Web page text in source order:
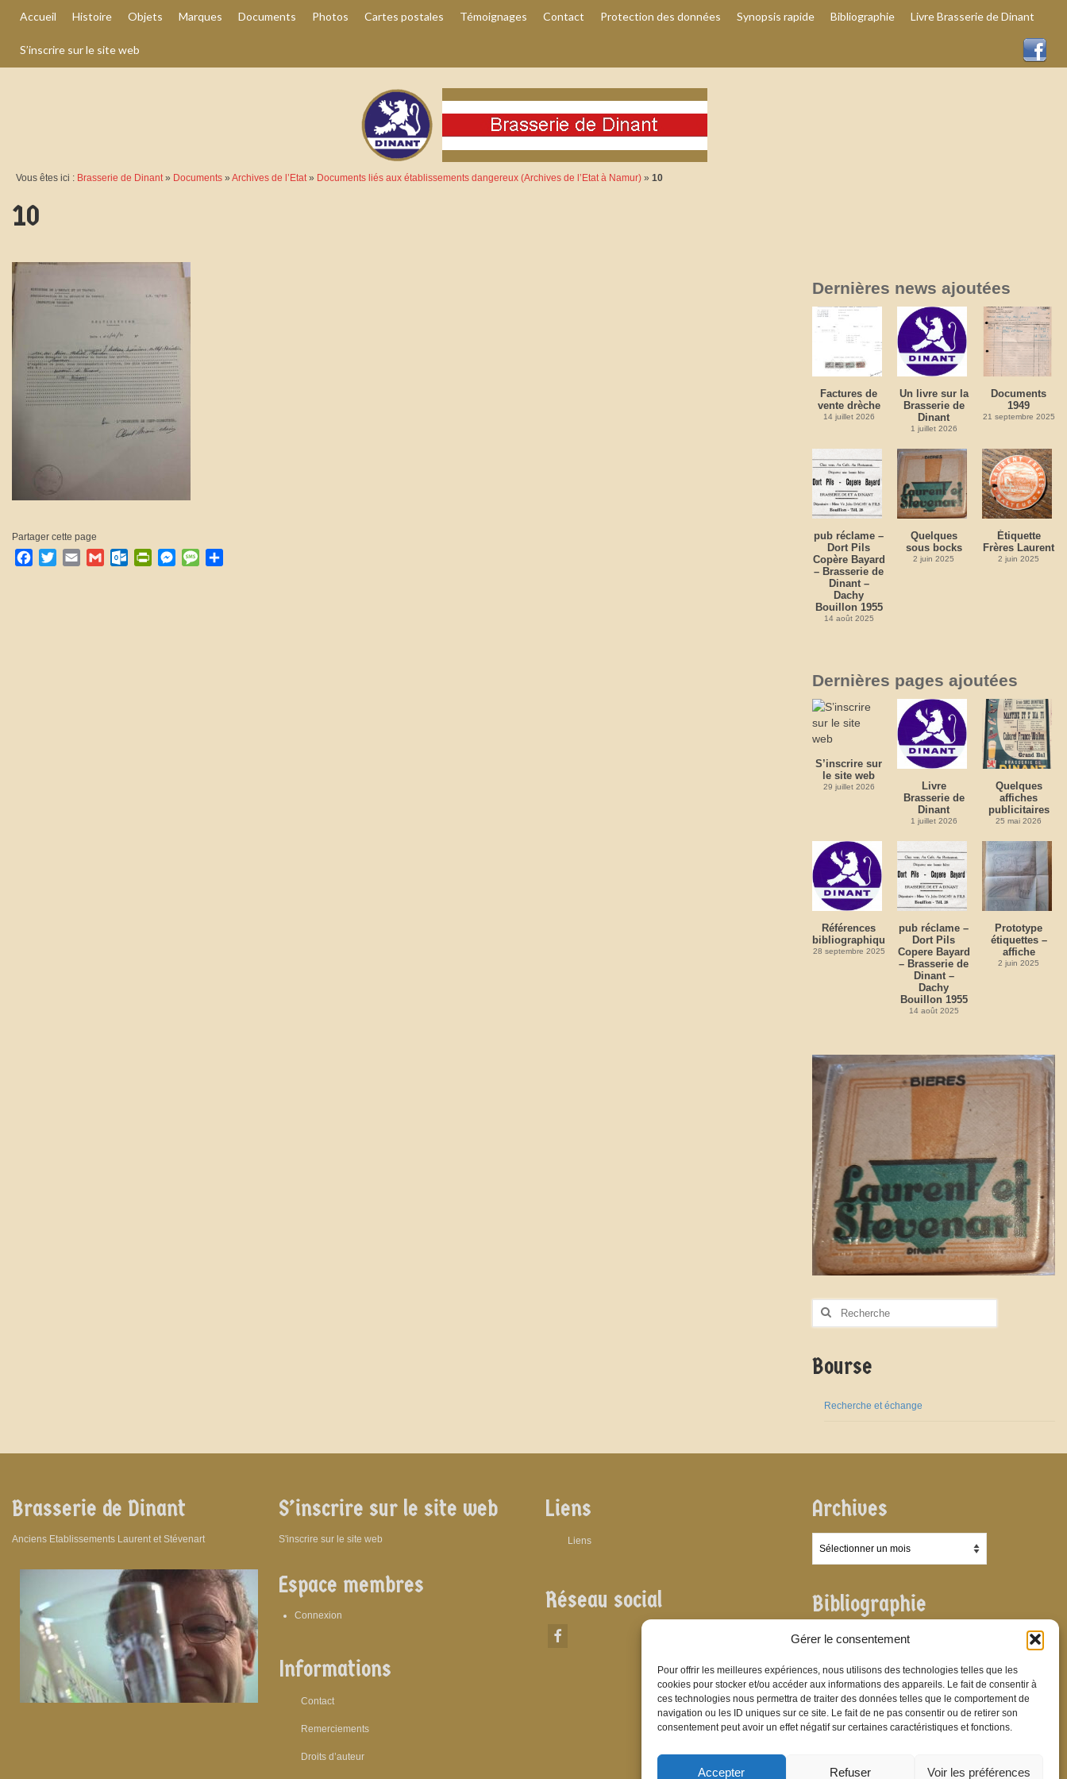
Gérer le consentement
Pour offrir les meilleures expériences, nous utilisons des technologies telles que les
cookies pour stocker et/ou accéder aux informations des appareils. Le fait de consentir à
ces technologies nous permettra de traiter des données telles que le comportement de
navigation ou les ID uniques sur ce site. Le fait de ne pas consentir ou de retirer son
consentement peut avoir un effet négatif sur certaines caractéristiques et fonctions.
Accepter Refuser Voir les préférences
Accueil Histoire Objets Marques Documents Photos Cartes postales Témoignages Contact Protection des données Synopsis rapide Bibliographie Livre Brasserie de Dinant
S’inscrire sur le site web
Vous êtes ici : Brasserie de Dinant» Documents » Archives de l’Etat» Documents liés aux établissements dangereux (Archives de l’Etat à Namur) » 10
10
Partager cette page
Facebook
TwitterEmail GmailOutlook.com
PrintFriendly
Messenger
Message
Dernières news ajoutées
Factures de
vente drèche
14 juillet 2026
Un livre sur la
Brasserie de
Dinant
1 juillet 2026
Documents
1949
21 septembre 2025
pub réclame –
Dort Pils
Copère Bayard
– Brasserie de
Dinant –
Dachy
Bouillon 1955
14 août 2025
Quelques
sous bocks
2 juin 2025
Étiquette
Frères Laurent
2 juin 2025
Dernières pages ajoutées
S’inscrire sur
le site web
29 juillet 2026
Livre
Brasserie de
Dinant
1 juillet 2026
Quelques
affiches
publicitaires
25 mai 2026
Références
bibliographiques
28 septembre 2025
pub réclame –
Dort Pils
Copere Bayard
– Brasserie de
Dinant –
Dachy
Bouillon 1955
14 août 2025
Prototype
étiquettes –
affiche
2 juin 2025
Rechercher
Bourse
Recherche et échange
Brasserie de Dinant
Anciens Etablissements Laurent et Stévenart
S’inscrire sur le site web
S'inscrire sur le site web
Espace membres
Connexion
Informations
Contact
Remerciements
Droits d’auteur
Liens
Liens
Réseau social
Archives
Bibliographie
Bibliographie